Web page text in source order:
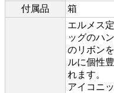
付属品
箱
エルメス
ッグのハ
のリボン
ルに個性
れます。
アイコニ